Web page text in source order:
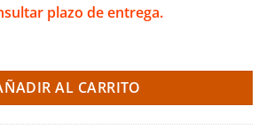
plazo de entrega.
delantera 22mm - Chevrolet Cruze/
AL CARRITO